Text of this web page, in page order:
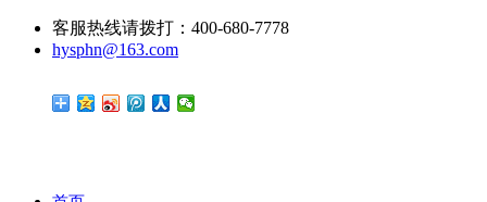
客服热线请拨打：400-680-7778
hysphn@163.com